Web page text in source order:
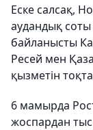
Еске салсақ,
аудандық
байланысты
Ресей мен
қызметін
6 мамырда
жоспардан тыс